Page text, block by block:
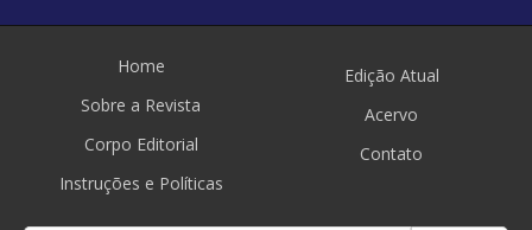
Home
Sobre a Revista
Corpo Editorial
Instruções e Políticas
Edição Atual
Acervo
Contato